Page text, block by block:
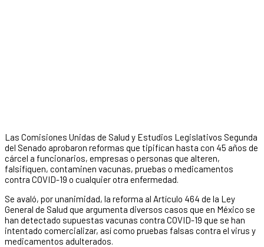
Las Comisiones Unidas de Salud y Estudios Legislativos Segunda
del Senado aprobaron reformas que tipifican hasta con 45 años de
cárcel a funcionarios, empresas o personas que alteren,
falsifiquen, contaminen vacunas, pruebas o medicamentos
contra COVID-19 o cualquier otra enfermedad.
Se avaló, por unanimidad, la reforma al Artículo 464 de la Ley
General de Salud que argumenta diversos casos que en México se
han detectado supuestas vacunas contra COVID-19 que se han
intentado comercializar, así como pruebas falsas contra el virus y
medicamentos adulterados.